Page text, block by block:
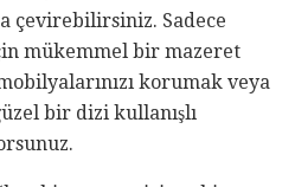
çevirebilirsiniz. Sadece
mükemmel bir mazeret
korumak veya
bir dizi kullanışlı